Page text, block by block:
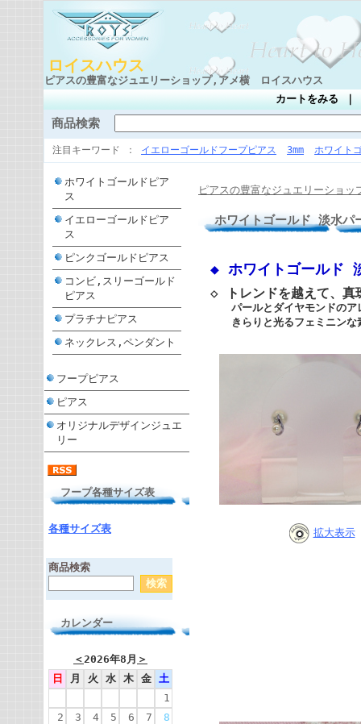
ロイスハウス
ピアスの豊富なジュエリーショップ,アメ横 ロイスハウス
カートをみる
商品検索
注目キーワード イエローゴールドフープピアス 3mm ホワイト
ホワイトゴールドピア
ス
イエローゴールドピア
ス
ピンクゴールドピアス
コンビ,スリーゴールド
ピアス
プラチナピアス
ネックレス,ペンダント
フープピアス
ピアス
オリジナルデザインジュエ
リー
フープ各種サイズ表
各種サイズ表
商品検索
カレンダー
＜2026年8月 ＞
日
月 火 水 木 金
土
1
2
3 4 5 6 7
8
ピアスの豊富なジュエリーショ
ホワイトゴールド 淡水
◆ ホワイトゴールド
◇ トレンドを越えて、真
パールとダイヤモンドのア
きらりと光るフェミニンな
拡大表示